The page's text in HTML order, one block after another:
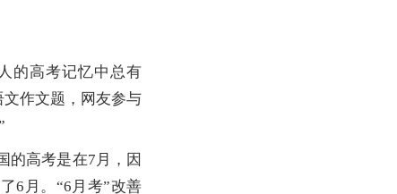
的高考记忆中总有
作文题，网友参与
高考是在7月，因
6月。“6月考”改善